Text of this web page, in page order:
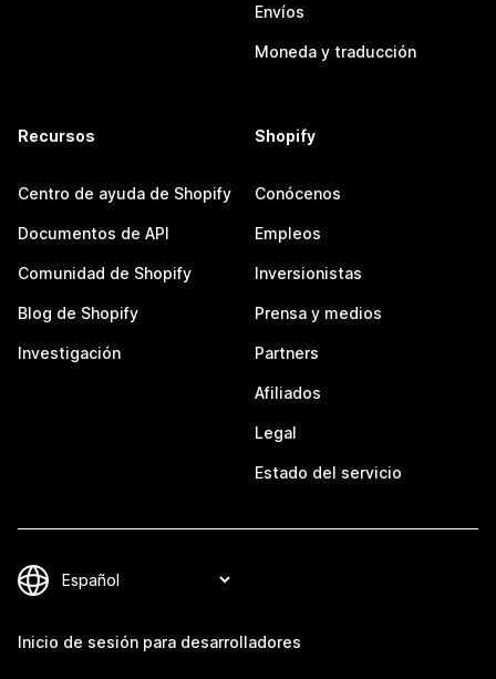
Envíos
Moneda y traducción
Recursos
Centro de ayuda de Shopify
Documentos de API
Comunidad de Shopify
Blog de Shopify
Investigación
Shopify
Conócenos
Empleos
Inversionistas
Prensa y medios
Partners
Afiliados
Legal
Estado del servicio
Inicio de sesión para desarrolladores